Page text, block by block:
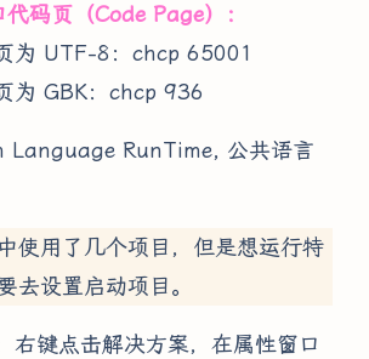
码页（Code Page）：
为 UTF-8：chcp 65001
为 GBK：chcp 936
Language RunTime, 公共语言
使用了几个项目，但是想运行特
去设置启动项目。
右键点击解决方案，在属性窗口